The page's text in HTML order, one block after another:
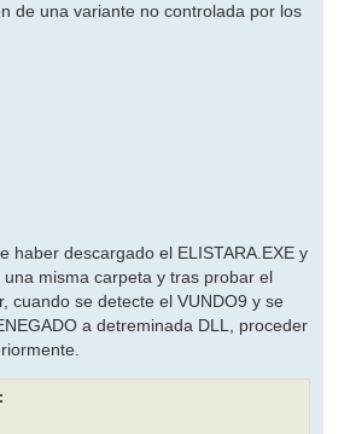
de una variante no controlada por los
haber descargado el ELISTARA.EXE y
una misma carpeta y tras probar el
cuando se detecte el VUNDO9 y se
a detreminada DLL, proceder